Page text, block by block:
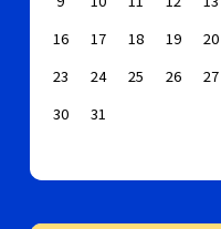
16
17 18 19 20
23
24 25 26 27
30
31